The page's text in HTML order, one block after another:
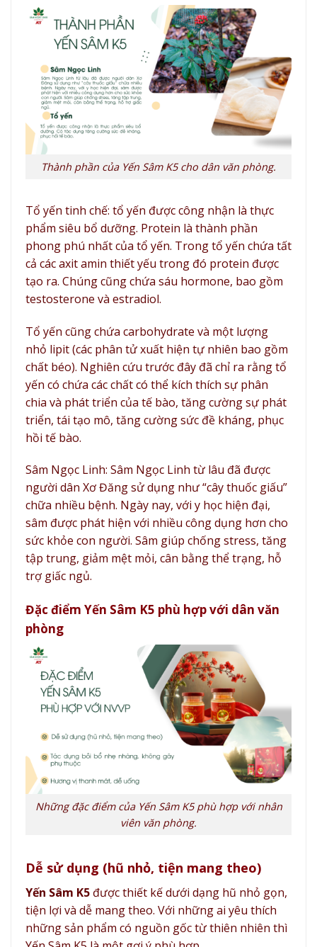
Thành phần của Yến Sâm K5 cho dân văn phòng.
Tổ yến tinh chế: tổ yến được công nhận là thực
phẩm siêu bổ dưỡng. Protein là thành phần
phong phú nhất của tổ yến. Trong tổ yến chứa tất
cả các axit amin thiết yếu trong đó protein được
tạo ra. Chúng cũng chứa sáu hormone, bao gồm
testosterone và estradiol.
Tổ yến cũng chứa carbohydrate và một lượng
nhỏ lipit (các phân tử xuất hiện tự nhiên bao gồm
chất béo). Nghiên cứu trước đây đã chỉ ra rằng tổ
yến có chứa các chất có thể kích thích sự phân
chia và phát triển của tế bào, tăng cường sự phát
triển, tái tạo mô, tăng cường sức đề kháng, phục
hồi tế bào.
Sâm Ngọc Linh: Sâm Ngọc Linh từ lâu đã được
người dân Xơ Đăng sử dụng như “cây thuốc giấu”
chữa nhiều bệnh. Ngày nay, với y học hiện đại,
sâm được phát hiện với nhiều công dụng hơn cho
sức khỏe con người. Sâm giúp chống stress, tăng
tập trung, giảm mệt mỏi, cân bằng thể trạng, hỗ
trợ giấc ngủ.
Đặc điểm Yến Sâm K5 phù hợp với dân văn
phòng
Những đặc điểm của Yến Sâm K5 phù hợp với nhân
viên văn phòng.
Dễ sử dụng (hũ nhỏ, tiện mang theo)
Yến Sâm K5 được thiết kế dưới dạng hũ nhỏ gọn,
tiện lợi và dễ mang theo. Với những ai yêu thích
những sản phẩm có nguồn gốc từ thiên nhiên thì